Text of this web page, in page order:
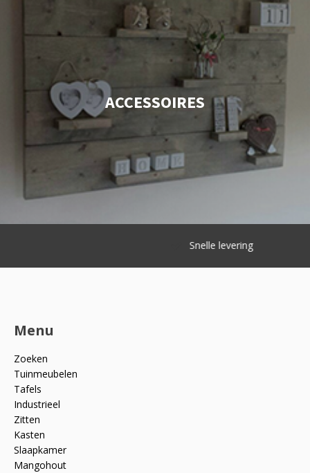
ACCESSOIRES
Snelle levering
Menu
Zoeken
Tuinmeubelen
Tafels
Industrieel
Zitten
Kasten
Slaapkamer
Mangohout